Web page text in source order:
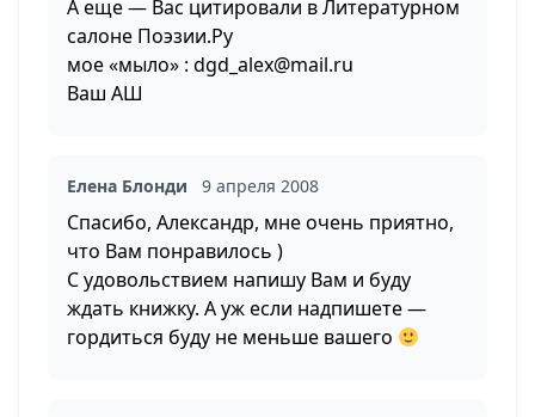
А еще — Вас цитировали в Литературном
салоне Поэзии.Ру
мое «мыло» : dgd_alex@mail.ru
Ваш АШ
Елена Блонди 9 апреля 2008
Спасибо, Александр, мне очень приятно,
что Вам понравилось )
С удовольствием напишу Вам и буду
ждать книжку. А уж если надпишете —
гордиться буду не меньше вашего